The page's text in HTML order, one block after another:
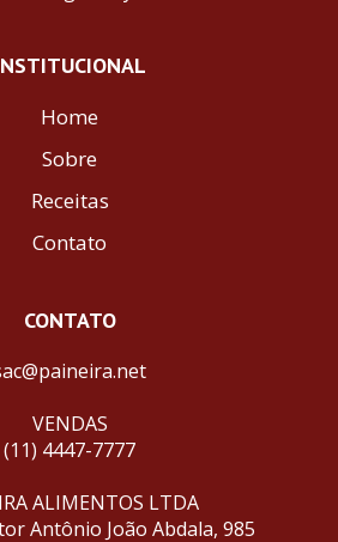
Home
Sobre
Receitas
Contato
CONTATO
VENDAS
(11) 4447-7777
ALIMENTOS LTDA
Antônio João Abdala, 985